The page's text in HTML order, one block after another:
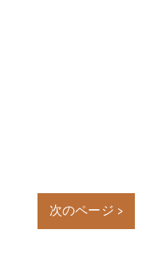
次のページ >